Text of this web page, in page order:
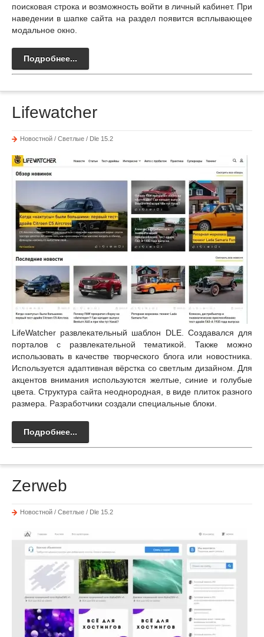
поисковая строка и возможность войти в личный кабинет. При
наведении в шапке сайта на раздел появится всплывающее
модальное окно.
Подробнее...
Lifewatcher
Новостной / Светлые / Dle 15.2
LifeWatcher развлекательный шаблон DLE. Создавался для
порталов с развлекательной тематикой. Также можно
использовать в качестве творческого блога или новостника.
Используется адаптивная вёрстка со светлым дизайном. Для
акцентов внимания используются желтые, синие и голубые
цвета. Структура сайта неоднородная, в виде плиток разного
размера. Разработчики создали специальные блоки.
Подробнее...
Zerweb
Новостной / Светлые / Dle 15.2